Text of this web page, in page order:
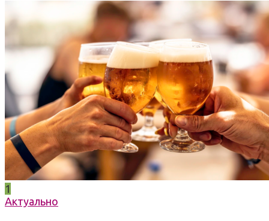
1
Актуально